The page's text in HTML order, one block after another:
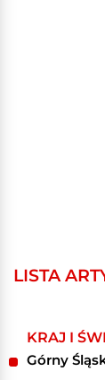
LISTA
KRAJ I
Górny